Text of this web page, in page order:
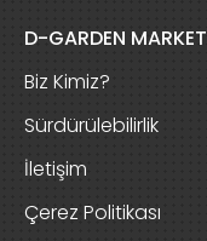
D-GARDEN MARKET
Biz Kimiz?
Sürdürülebilirlik
İletişim
Çerez Politikası